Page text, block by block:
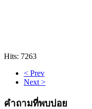
Hits: 7263
< Prev
Next >
คำถามที่พบบ่อย